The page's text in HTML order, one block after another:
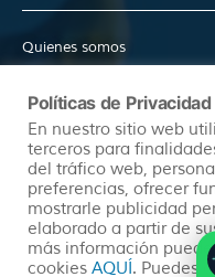
Quienes somos
info@hayatravel.com
Mapa Web
Productos
Políticas de Privacidad
En nuestro sitio web
terceros para
del tráfico web,
preferencias, ofrecer
mostrarle publicidad
elaborado a partir de
más información
cookies AQUÍ. Puedes